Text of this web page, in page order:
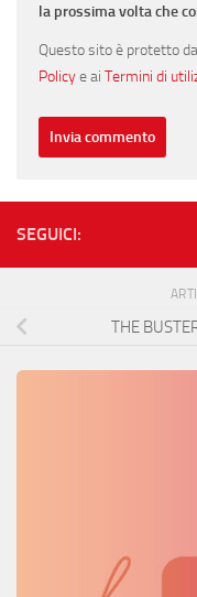
la prossima volta che
Questo sito è protetto
Policye ai Termini di
SEGUICI:
THE